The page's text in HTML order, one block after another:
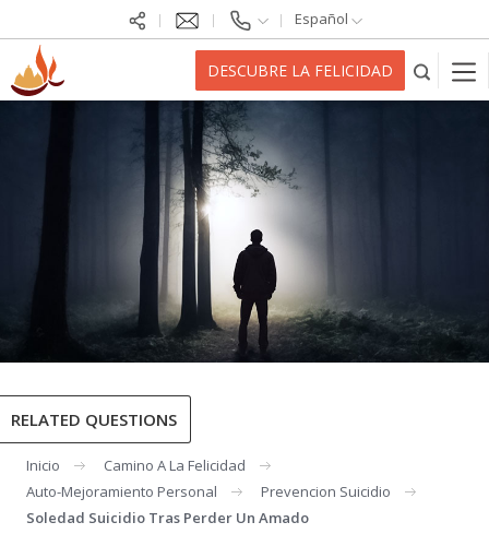
Español
DESCUBRE LA FELICIDAD
RELATED QUESTIONS
Inicio
Camino A La Felicidad
Auto-Mejoramiento Personal
Prevencion Suicidio
Soledad Suicidio Tras Perder Un Amado